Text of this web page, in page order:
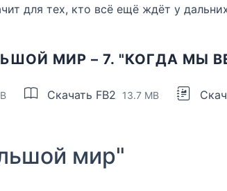
для тех, кто всё ещё ждёт у
МИР – 7. "КОГДА МЫ
Скачать FB2 13.7 MB
мир"